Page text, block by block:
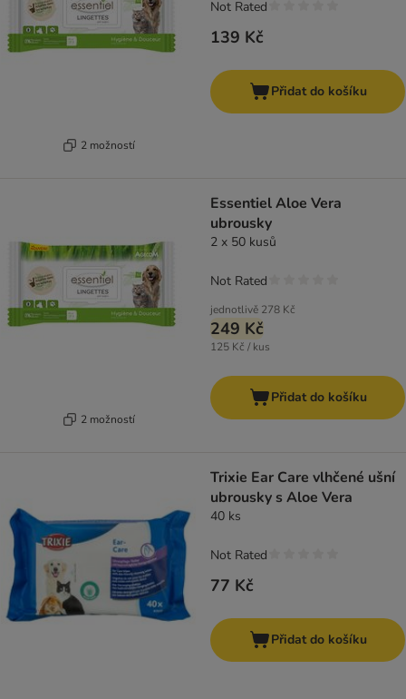
2 možností
139 Kč
Not Rated
Přidat do košíku
2 možností
Essentiel Aloe Vera
ubrousky
2 x 50 kusů
jednotlivě 278 Kč
249 Kč
125 Kč / kus
Not Rated
Přidat do košíku
Trixie Ear Care vlhčené ušní
ubrousky s Aloe Vera
40 ks
77 Kč
Not Rated
Přidat do košíku